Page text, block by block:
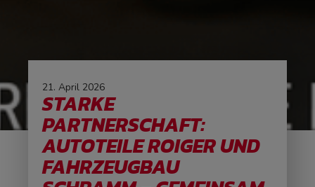
21. April 2026
STARKE
PARTNERSCHAFT:
AUTOTEILE ROIGER UND
FAHRZEUGBAU